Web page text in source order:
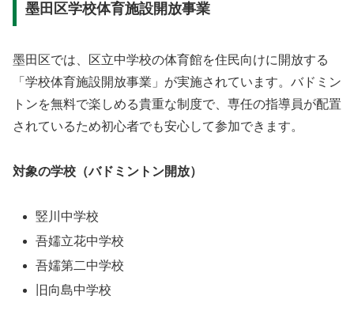
墨田区学校体育施設開放事業
墨田区では、区立中学校の体育館を住民向けに開放する
「学校体育施設開放事業」が実施されています。バドミン
トンを無料で楽しめる貴重な制度で、専任の指導員が配置
されているため初心者でも安心して参加できます。
対象の学校（バドミントン開放）
竪川中学校
吾嬬立花中学校
吾嬬第二中学校
旧向島中学校